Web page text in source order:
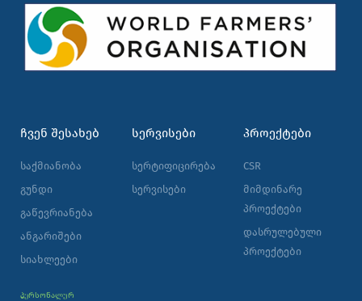
ᲩᲕᲔᲜ ᲨᲔᲡᲐᲮᲔᲑ
საქმიანობა
გუნდი
გაწევრიანება
ანგარიშები
სიახლეები
პერსონალურ
ᲡᲔᲠᲕᲘᲡᲔᲑᲘ
სერტიფიცირება
სერვისები
ᲞᲠᲝᲔᲥᲢᲔᲑᲘ
CSR
მიმდინარე
პროექტები
დასრულებული
პროექტები